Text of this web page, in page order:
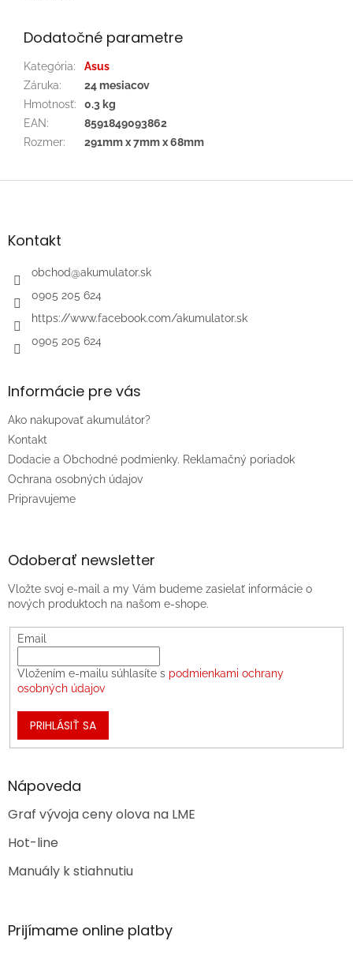
Dodatočné parametre
Kategória:
Asus
Záruka:
24 mesiacov
Hmotnosť:
0.3 kg
EAN:
8591849093862
Rozmer: 291mm x 7mm x 68mm
Z
äKontakt
obchod@akumulator.sk
0905 205 624
https://www.facebook.com/akumulator.sk
0905 205 624
Informácie pre vás
Ako nakupovať akumulátor?
Kontakt
Dodacie a Obchodné podmienky. Reklamačný poriadok
Ochrana osobných údajov
Pripravujeme
Odoberať newsletter
Vložte svoj e-mail a my Vám budeme zasielať informácie o
nových produktoch na našom e-shope.
Email
Vložením e-mailu súhlasíte s podmienkami ochrany
osobných údajov
PRIHLÁSIŤ SA
Nápoveda
Graf vývoja ceny olova na LME
Hot-line
Manuály k stiahnutiu
Prijímame online platby